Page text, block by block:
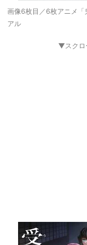
画像6枚目／6枚アニメ「
アル
▼スクロ